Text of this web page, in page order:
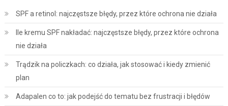
SPF a retinol: najczęstsze błędy, przez które ochrona nie działa
Ile kremu SPF nakładać: najczęstsze błędy, przez które ochrona
nie działa
Trądzik na policzkach: co działa, jak stosować i kiedy zmienić
plan
Adapalen co to: jak podejść do tematu bez frustracji i błędów